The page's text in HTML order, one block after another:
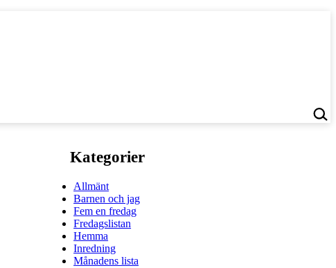
Kategorier
Allmänt
Barnen och jag
Fem en fredag
Fredagslistan
Hemma
Inredning
Månadens lista